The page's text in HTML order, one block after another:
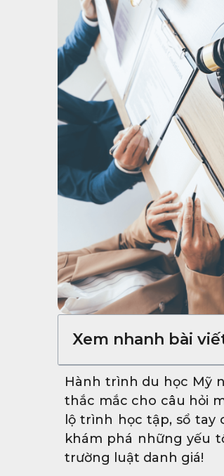
Xem nhanh bài
Hành trình du học Mỹ
thắc mắc cho câu hỏi
lộ trình học tập, sổ
khám phá những yếu
trường luật danh giá!